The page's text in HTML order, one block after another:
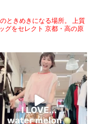
ときめきになる場所。
上質
グをセレクト 京都・高の原